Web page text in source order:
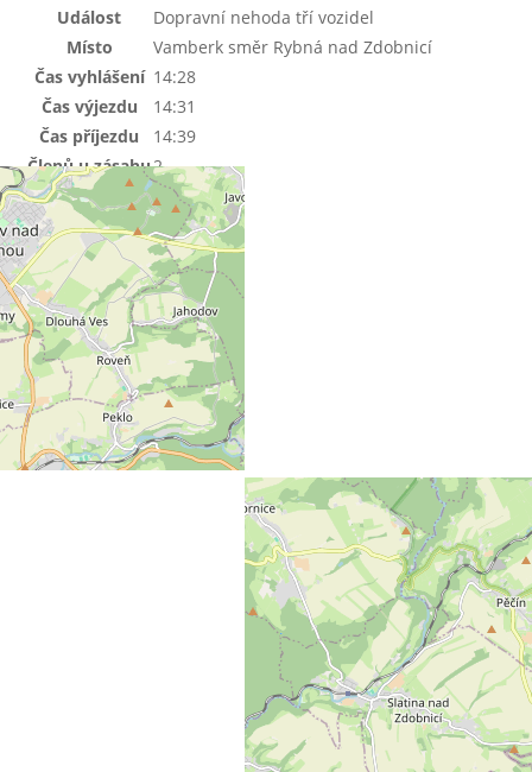
Událost
Dopravní nehoda tří vozidel
Místo
Vamberk směr Rybná nad Zdobnicí
Čas vyhlášení 14:28
Čas výjezdu
14:31
Čas příjezdu
14:39
Členů u zásahu2
Členů v záloze 4
Mapa